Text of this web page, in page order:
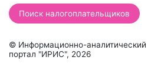
Поиск налогоплательщиков
© Информационно-аналитический
портал "ИРИС", 2026